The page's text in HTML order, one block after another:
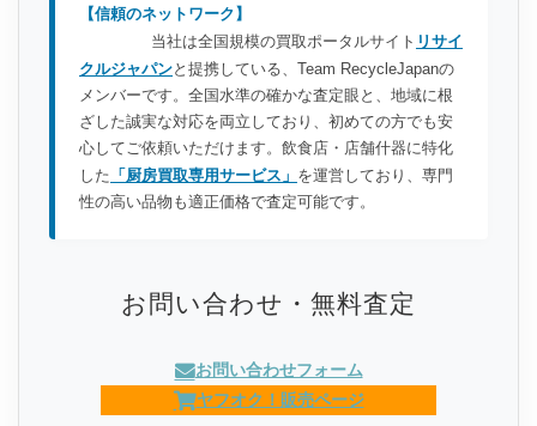
【信頼のネットワーク】
当社は全国規模の買取ポータルサイト リサイ
クルジャパンと提携している、Team RecycleJapanの
メンバーです。全国水準の確かな査定眼と、地域に根
ざした誠実な対応を両立しており、初めての方でも安
心してご依頼いただけます。飲食店・店舗什器に特化
した 「厨房買取専用サービス」 を運営しており、専門
性の高い品物も適正価格で査定可能です。
お問い合わせ・無料査定
お問い合わせフォーム
ヤフオク！販売ページ